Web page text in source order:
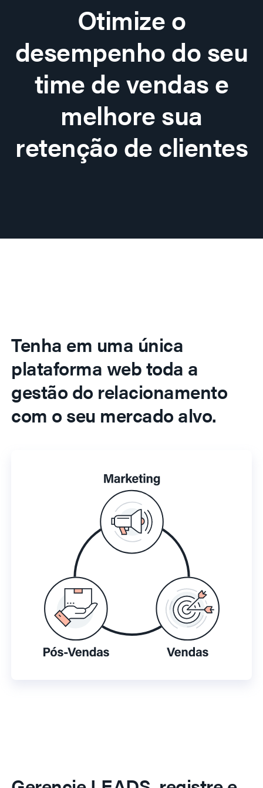
Otimize o
desempenho do seu
time de vendas e
melhore sua
retenção de clientes
Tenha em uma única
plataforma web toda a
gestão do relacionamento
com o seu mercado alvo.